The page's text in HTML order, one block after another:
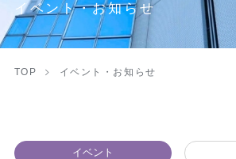
イベント・お知らせ
TOP イベント・お知らせ
イベント